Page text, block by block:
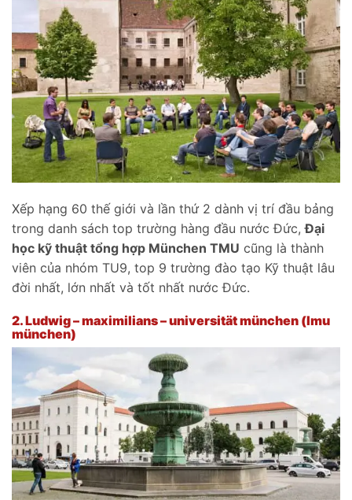
Xếp hạng 60 thế giới và lần thứ 2 dành vị trí đầu bảng
trong danh sách top trường hàng đầu nước Đức,Đại
học kỹ thuật tổng hợp München TMU cũng là thành
viên của nhóm TU9, top 9 trường đào tạo Kỹ thuật lâu
đời nhất, lớn nhất và tốt nhất nước Đức.
2.Ludwig – maximilians – universität münchen (lmu
münchen)